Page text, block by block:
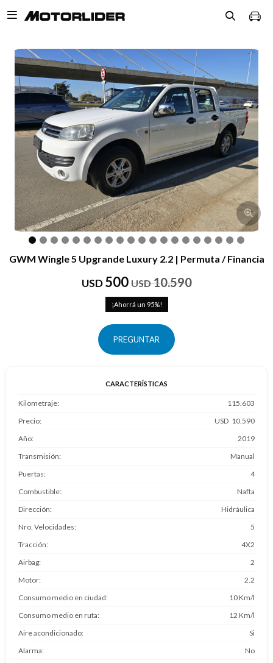

GWM Wingle 5 Upgrande Luxury 2.2 | Permuta / Financia
USD 500 USD10.590
95
PREGUNTAR
CARACTERÍSTICAS
Kilometraje
115.603
Precio
10.590
Año
2019
Transmisión
Manual
Puertas
4
Combustible
Nafta
Dirección
Hidráulica
Nro. Velocidades
5
Tracción
4X2
Airbag
2
Motor
2.2
Consumo medio en ciudad
10 Km/l
Consumo medio en ruta
12 Km/l
Aire acondicionado
Si
Alarma
No